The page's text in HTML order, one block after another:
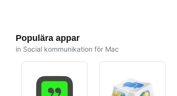
Populära appar
in Social kommunikation för Mac